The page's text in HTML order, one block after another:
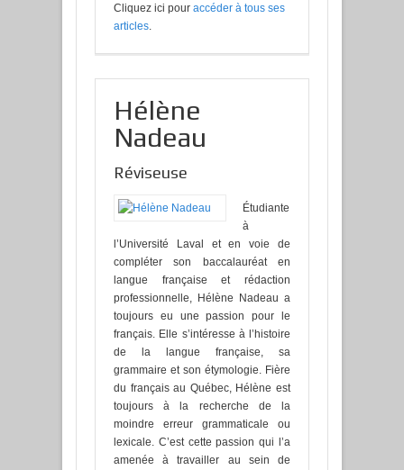
Cliquez ici pour accéder à tous ses
articles.
Hélène
Nadeau
Réviseuse
Étudiante
à
l’Université Laval et en voie de
compléter son baccalauréat en
langue française et rédaction
professionnelle, Hélène Nadeau a
toujours eu une passion pour le
français. Elle s’intéresse à l’histoire
de la langue française, sa
grammaire et son étymologie. Fière
du français au Québec, Hélène est
toujours à la recherche de la
moindre erreur grammaticale ou
lexicale. C’est cette passion qui l’a
amenée à travailler au sein de